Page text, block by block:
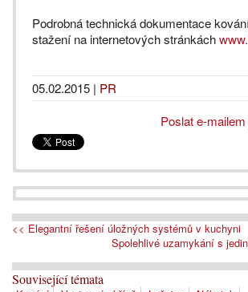
Podrobná technická dokumentace
stažení na internetových stránkách
05.02.2015 | PR
Poslat e-mailem
<< Elegantní řešení úložných systémů v kuchyni
Spolehlivé uzamykání s
Související témata